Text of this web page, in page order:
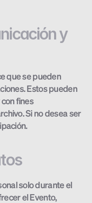
y
que se pueden
Estos pueden
fines
Si no desea ser
solo durante el
el Evento,